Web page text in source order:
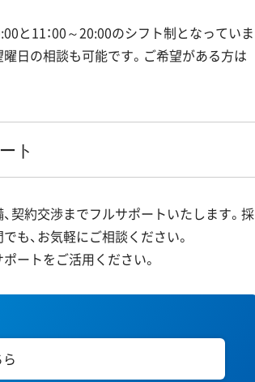
と11：00～20:00のシフト制となっていま
日の相談も可能です。ご希望がある方は
ト
契約交渉までフルサポートいたします。採
も、お気軽にご相談ください。
ートをご活用ください。